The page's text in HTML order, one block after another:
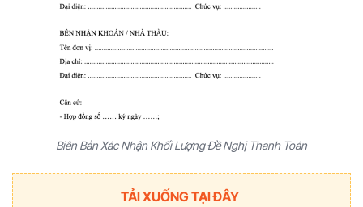
Biên Bản Xác Nhận Khối Lượng Đề Nghị Thanh Toán
TẢI XUỐNG TẠI ĐÂY